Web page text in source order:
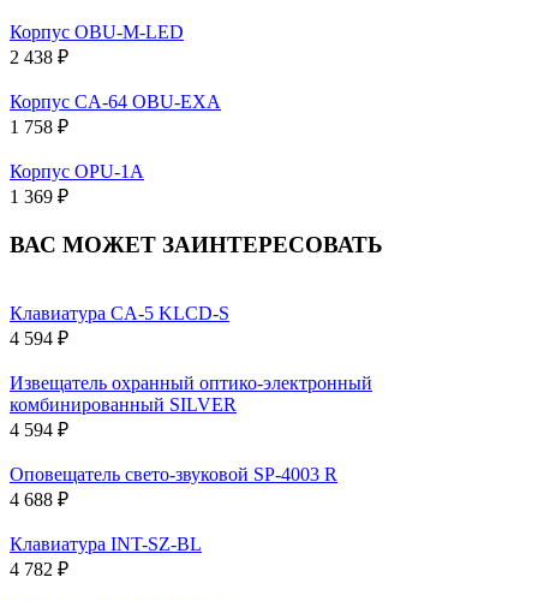
Корпус OBU-M-LED
2 438 ₽
Корпус CA-64 OBU-EXA
1 758 ₽
Корпус OPU-1A
1 369 ₽
ВАС МОЖЕТ ЗАИНТЕРЕСОВАТЬ
Клавиатура CA-5 KLCD-S
4 594 ₽
Извещатель охранный оптико-электронный
комбинированный SILVER
4 594 ₽
Оповещатель свето-звуковой SP-4003 R
4 688 ₽
Клавиатура INT-SZ-BL
4 782 ₽